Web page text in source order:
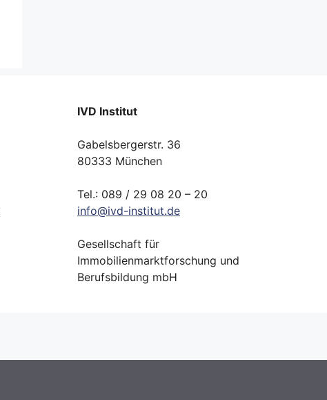
IVD Institut
Gabelsbergerstr. 36
80333 München
Tel.: 089 / 29 08 20 – 20
info@ivd-institut.de
Gesellschaft für
Immobilienmarktforschung und
Berufsbildung mbH